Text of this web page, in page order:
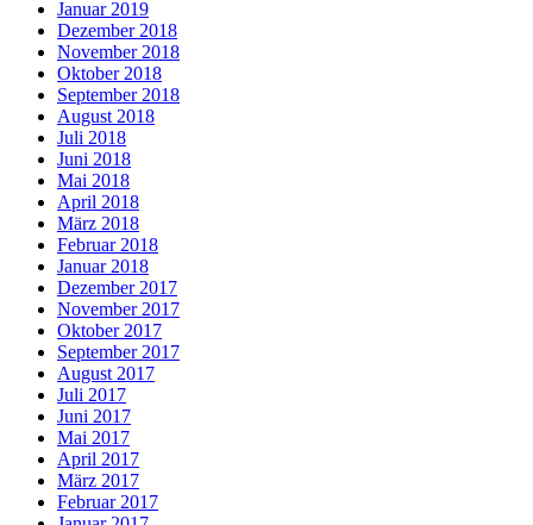
Januar 2019
Dezember 2018
November 2018
Oktober 2018
September 2018
August 2018
Juli 2018
Juni 2018
Mai 2018
April 2018
März 2018
Februar 2018
Januar 2018
Dezember 2017
November 2017
Oktober 2017
September 2017
August 2017
Juli 2017
Juni 2017
Mai 2017
April 2017
März 2017
Februar 2017